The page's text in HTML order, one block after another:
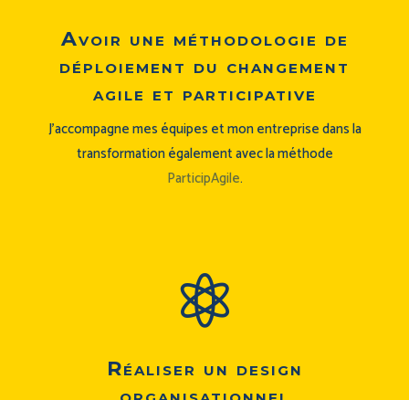
Avoir une méthodologie de
déploiement du changement
agile et participative
J’accompagne mes équipes et mon entreprise dans la
transformation également avec la méthode
ParticipAgile.

Réaliser un design